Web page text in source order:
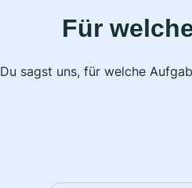
Für
Du sagst uns, für welche